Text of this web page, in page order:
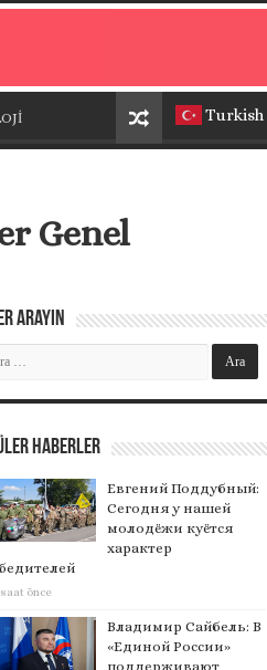
Turkish
Genel
Arayın
Haberler
Евгений Поддубный:
Сегодня у нашей
молодёжи куётся
характер
saat önce
Владимир Сайбель: В
«Единой России»
поддерживают